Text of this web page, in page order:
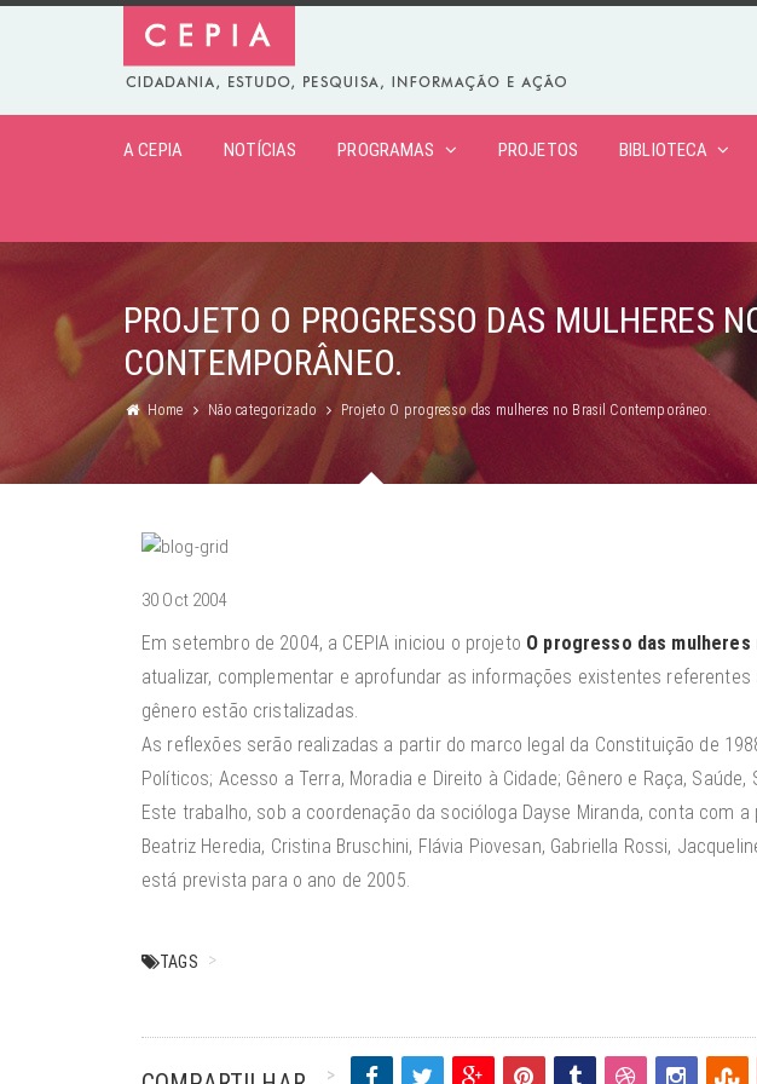
A CEPIA NOTÍCIAS PROGRAMAS PROJETOS BIBLIOTECA
PROJETO O PROGRESSO DAS MULHERES
CONTEMPORÂNEO.
Home Não categorizado Projeto O progresso das mulheres no Brasil Contemporâneo.
30 Oct 2004
Em setembro de 2004, a CEPIA iniciou o projeto O progresso das
atualizar, complementar e aprofundar as informações existentes
gênero estão cristalizadas.
As reflexões serão realizadas a partir do marco legal da Constituição de
Políticos; Acesso a Terra, Moradia e Direito à Cidade; Gênero e Raça,
Este trabalho, sob a coordenação da socióloga Dayse Miranda, conta
Beatriz Heredia, Cristina Bruschini, Flávia Piovesan, Gabriella Rossi,
está prevista para o ano de 2005.
TAGS